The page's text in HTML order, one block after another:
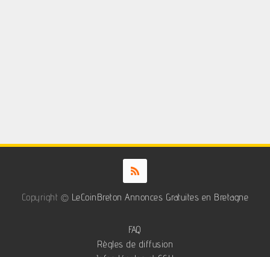
Copyright © LeCoinBreton Annonces Gratuites en Bretagne
FAQ
Règles de diffusion